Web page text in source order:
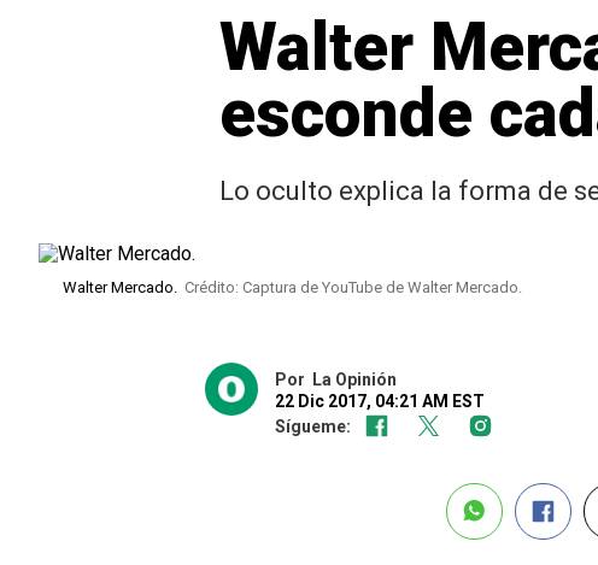
Walter
esconde
Lo oculto explica la forma de
Walter Mercado. Crédito: Captura de YouTube de Walter Mercado.
Por
La Opinión
22 Dic 2017, 04:21 AM EST
Sígueme: